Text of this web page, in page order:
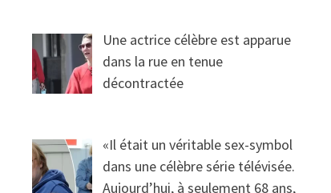
Une actrice célèbre est apparue
dans la rue en tenue
décontractée
«Il était un véritable sex-symbol
dans une célèbre série télévisée.
Aujourd’hui, à seulement 68 ans,